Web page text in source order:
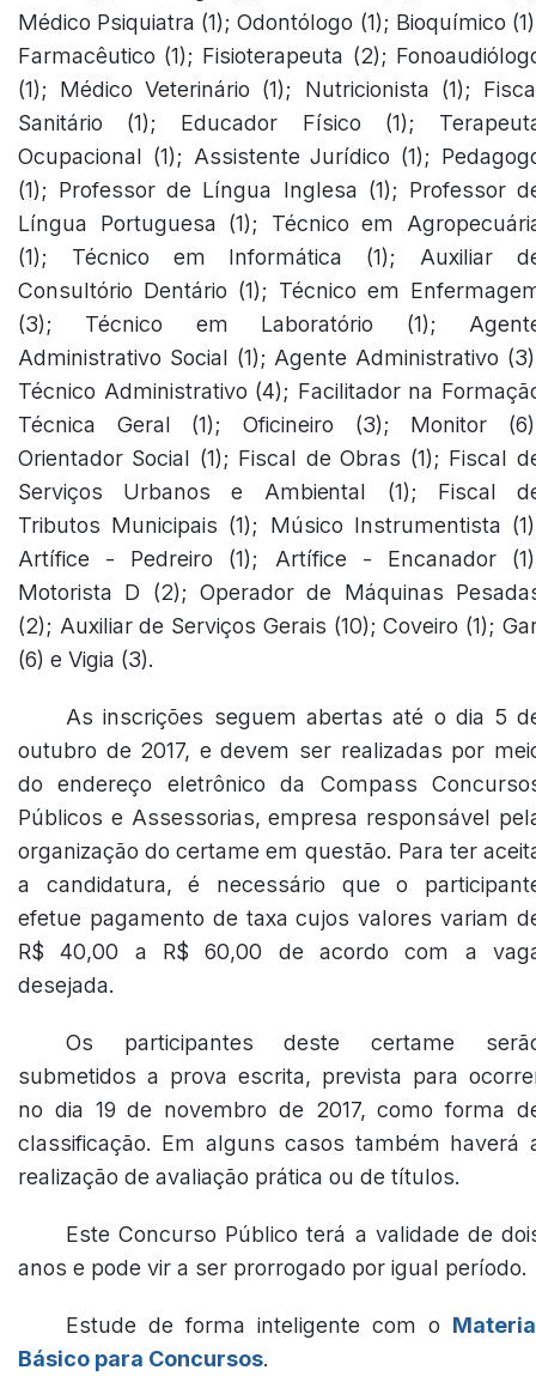
Médico Psiquiatra (1); Odontólogo (1); Bioquímico
Farmacêutico (1); Fisioterapeuta (2);
(1); Médico Veterinário (1); Nutricionista (1);
Sanitário (1); Educador Físico (1);
Ocupacional (1); Assistente Jurídico (1);
(1); Professor de Língua Inglesa (1); Professor
Língua Portuguesa (1); Técnico em
(1); Técnico em Informática (1); Auxiliar
Consultório Dentário (1); Técnico em
(3); Técnico em Laboratório (1);
Administrativo Social (1); Agente Administrativo
Técnico Administrativo (4); Facilitador na
Técnica Geral (1); Oficineiro (3); Monitor
Orientador Social (1); Fiscal de Obras (1); Fiscal
Serviços Urbanos e Ambiental (1); Fiscal
Tributos Municipais (1); Músico Instrumentista
Artífice - Pedreiro (1); Artífice - Encanador
Motorista D (2); Operador de Máquinas
(2); Auxiliar de Serviços Gerais (10); Coveiro (1);
(6) e Vigia (3).
As inscrições seguem abertas até o dia 5
outubro de 2017, e devem ser realizadas por
do endereço eletrônico da Compass
Públicos e Assessorias, empresa responsável
organização do certame em questão. Para ter
a candidatura, é necessário que o
efetue pagamento de taxa cujos valores variam
R$ 40,00 a R$ 60,00 de acordo com a
desejada.
Os participantes deste certame
submetidos a prova escrita, prevista para
no dia 19 de novembro de 2017, como forma
classificação. Em alguns casos também haverá
realização de avaliação prática ou de títulos.
Este Concurso Público terá a validade de
anos e pode vir a ser prorrogado por igual período.
Estude de forma inteligente com o
Básico para Concursos.